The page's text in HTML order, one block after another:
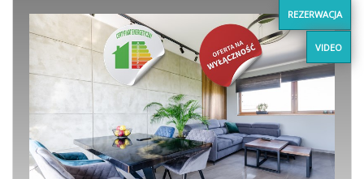
REZERWACJA
VIDEO